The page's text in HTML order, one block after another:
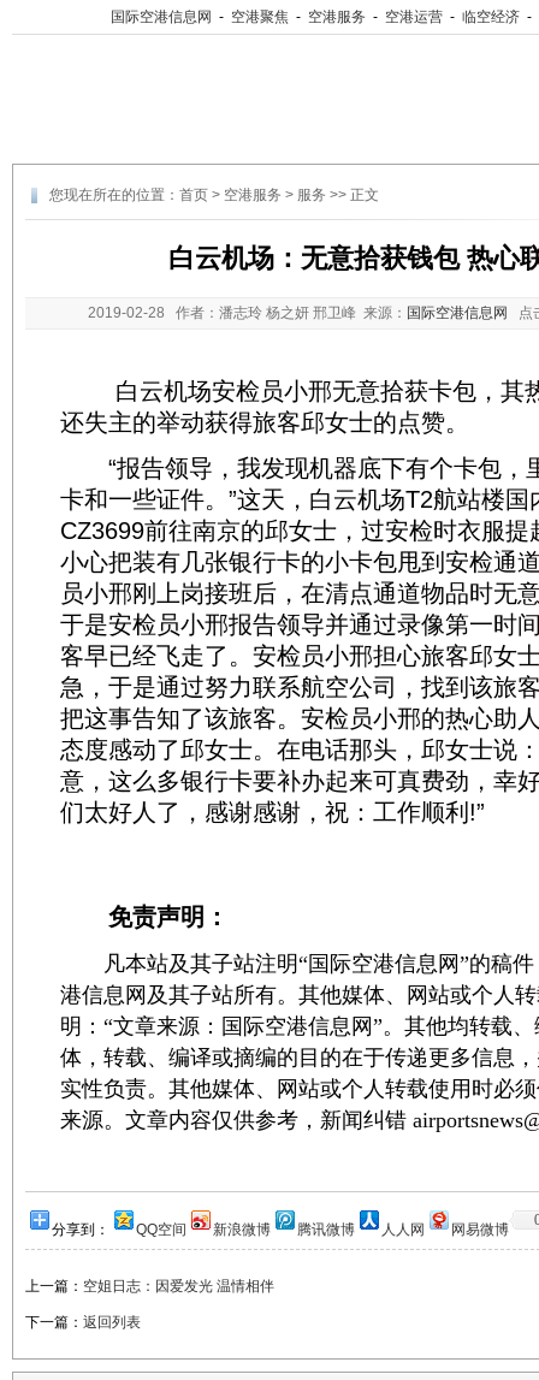
国际空港信息网 - 空港聚焦 - 空港服务 - 空港运营 - 临空经济 -
您现在所在的位置： 首页 > 空港服务 > 服务 >> 正文
白云机场：无意拾获钱包 热心
2019-02-28 作者：潘志玲 杨之妍 邢卫峰 来源： 国际空港信息网 点
白云机场安检员小邢无意拾获卡包，其
还失主的举动获得旅客邱女士的点赞。
“报告领导，我发现机器底下有个卡包，
卡和一些证件。”这天，白云机场T2航站楼
CZ3699前往南京的邱女士，过安检时衣服
小心把装有几张银行卡的小卡包甩到安检通
员小邢刚上岗接班后，在清点通道物品时无
于是安检员小邢报告领导并通过录像第一时
客早已经飞走了。安检员小邢担心旅客邱女
急，于是通过努力联系航空公司，找到该旅
把这事告知了该旅客。安检员小邢的热心助
态度感动了邱女士。在电话那头，邱女士说
意，这么多银行卡要补办起来可真费劲，幸
们太好人了，感谢感谢，祝：工作顺利!”
免责声明：
凡本站及其子站注明“国际空港信息网”的稿件
港信息网及其子站所有。其他媒体、网站或个人
明：“文章来源：国际空港信息网”。其他均转载
体，转载、编译或摘编的目的在于传递更多信息
实性负责。其他媒体、网站或个人转载使用时必
来源。文章内容仅供参考，新闻纠错
分享到： QQ空间 新浪微博 腾讯微博 人人网 网易微博
上一篇： 空姐日志：因爱发光 温情相伴
下一篇： 返回列表